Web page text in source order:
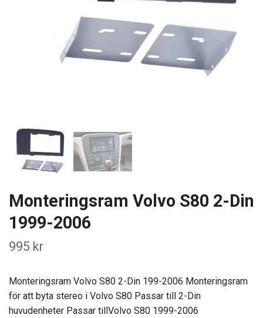
Monteringsram Volvo S80 2-Din
1999-2006
995 kr
Monteringsram Volvo S80 2-Din 199-2006 Monteringsram
för att byta stereo i Volvo S80 Passar till 2-Din
huvudenheter Passar tillVolvo S80 1999-2006